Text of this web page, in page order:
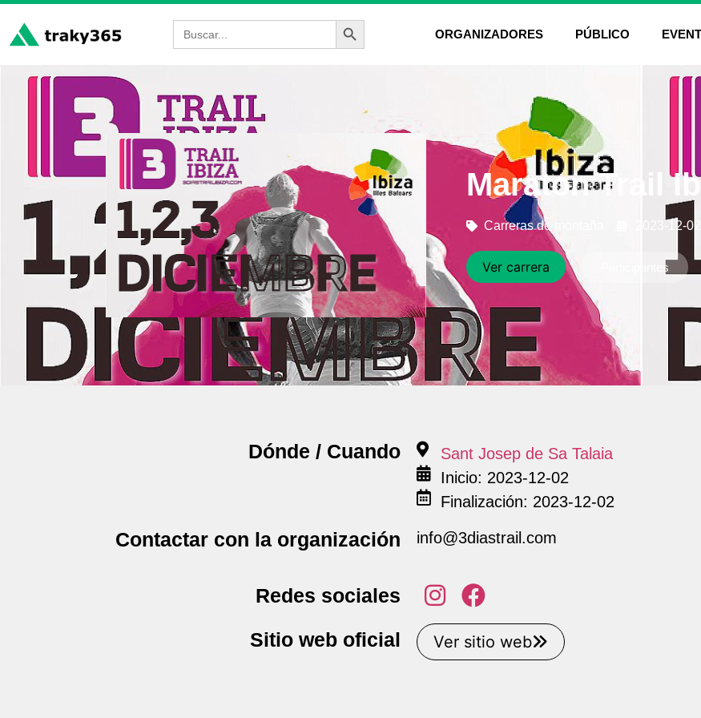
Buscar: Botón de búsqueda
ORGANIZADORES PÚBLICO
Maraton Trail
Carreras de montaña 2023-12-02
Ver carrera Participantes
Dónde / Cuando
Sant Josep de Sa Talaia
Inicio: 2023-12-02
Finalización: 2023-12-02
Contactar con la organización info@3diastrail.com
Redes sociales
Sitio web oficial
Ver sitio web